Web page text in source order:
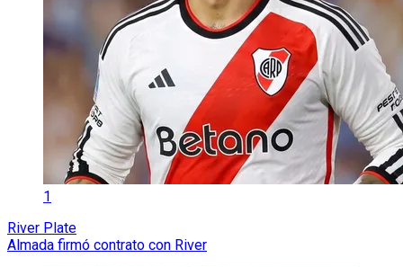
1
River Plate
Almada firmó contrato con River